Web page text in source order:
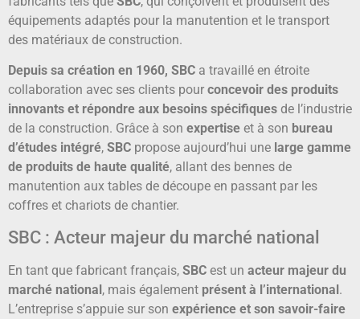
équipements adaptés pour la manutention et le transport
des matériaux de construction.
Depuis sa création en 1960, SBC a travaillé en étroite
collaboration avec ses clients pour concevoir des produits
innovants et répondre aux besoins spécifiques de l’industrie
de la construction. Grâce à son expertise et à son bureau
d’études intégré, SBC propose aujourd’hui une large gamme
de produits de haute qualité, allant des bennes de
manutention aux tables de découpe en passant par les
coffres et chariots de chantier.
SBC : Acteur majeur du marché national
En tant que fabricant français, SBC est un acteur majeur du
marché national, mais également présent à l’international.
L’entreprise s’appuie sur son expérience et son savoir-faire